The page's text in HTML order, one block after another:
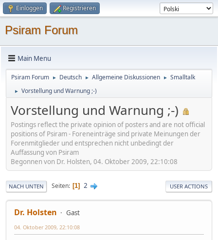
Einloggen Registrieren
Psiram Forum
Main Menu
Psiram Forum ► Deutsch ► Allgemeine Diskussionen ► Smalltalk
► Vorstellung und Warnung ;-)
Vorstellung und Warnung ;-)
Postings reflect the private opinion of posters and are not official
positions of Psiram - Foreneinträge sind private Meinungen der
Forenmitglieder und entsprechen nicht unbedingt der
Auffassung von Psiram
Begonnen von Dr. Holsten, 04. Oktober 2009, 22:10:08
NACH UNTEN Seiten 1 2 USER ACTIONS
Dr. Holsten Gast
04. Oktober 2009, 22:10:08